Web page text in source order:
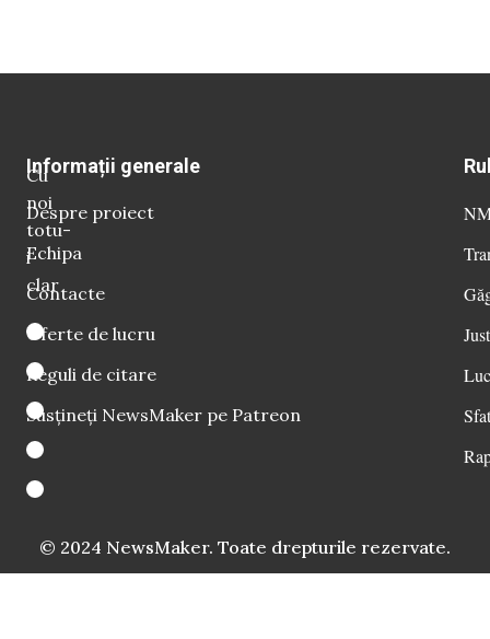
Cu
noi
totu-
i
clar
Informații generale
Despre proiect
Echipa
Contacte
Oferte de lucru
Reguli de citare
Susțineți NewsMaker pe Patreon
© 2024 NewsMaker. Toate drepturile rezervate.